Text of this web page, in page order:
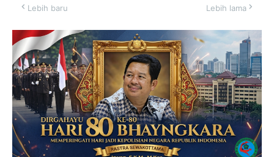
Lebih baru Lebih lama